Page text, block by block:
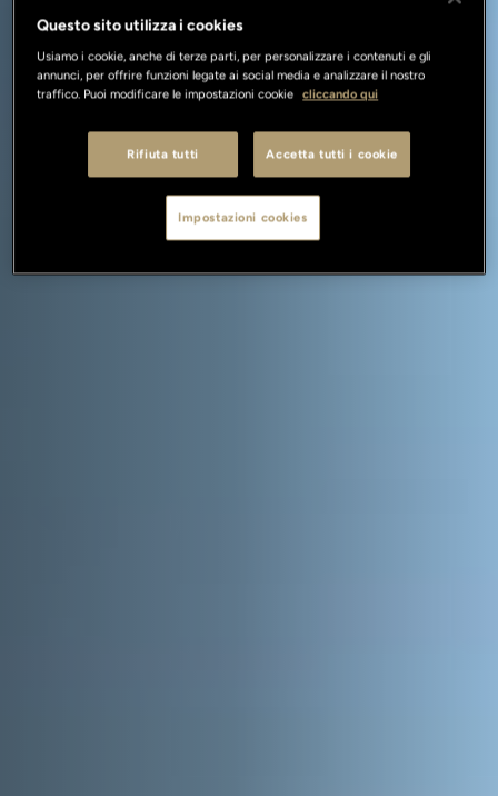
Questo sito utilizza i cookies
Usiamo i cookie, anche di terze parti, per personalizzare i contenuti e gli
annunci, per offrire funzioni legate ai social media e analizzare il nostro
traffico. Puoi modificare le impostazioni cookie cliccando qui
Rifiuta tutti Accetta tutti i cookie
Impostazioni cookies